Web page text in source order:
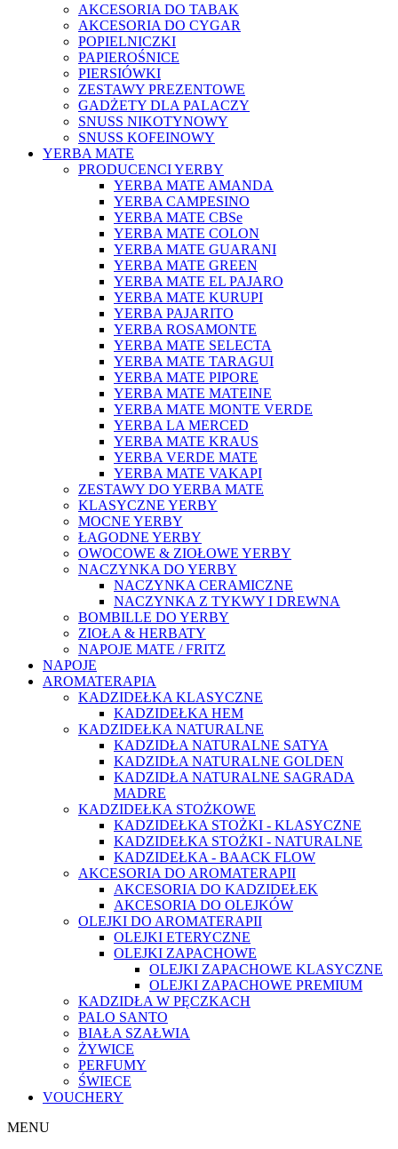
AKCESORIA DO TABAK
AKCESORIA DO CYGAR
POPIELNICZKI
PAPIEROŚNICE
PIERSIÓWKI
ZESTAWY PREZENTOWE
GADŻETY DLA PALACZY
SNUSS NIKOTYNOWY
SNUSS KOFEINOWY
YERBA MATE
PRODUCENCI YERBY
YERBA MATE AMANDA
YERBA CAMPESINO
YERBA MATE CBSe
YERBA MATE COLON
YERBA MATE GUARANI
YERBA MATE GREEN
YERBA MATE EL PAJARO
YERBA MATE KURUPI
YERBA PAJARITO
YERBA ROSAMONTE
YERBA MATE SELECTA
YERBA MATE TARAGUI
YERBA MATE PIPORE
YERBA MATE MATEINE
YERBA MATE MONTE VERDE
YERBA LA MERCED
YERBA MATE KRAUS
YERBA VERDE MATE
YERBA MATE VAKAPI
ZESTAWY DO YERBA MATE
KLASYCZNE YERBY
MOCNE YERBY
ŁAGODNE YERBY
OWOCOWE & ZIOŁOWE YERBY
NACZYNKA DO YERBY
NACZYNKA CERAMICZNE
NACZYNKA Z TYKWY I DREWNA
BOMBILLE DO YERBY
ZIOŁA & HERBATY
NAPOJE MATE / FRITZ
NAPOJE
AROMATERAPIA
KADZIDEŁKA KLASYCZNE
KADZIDEŁKA HEM
KADZIDEŁKA NATURALNE
KADZIDŁA NATURALNE SATYA
KADZIDŁA NATURALNE GOLDEN
KADZIDŁA NATURALNE SAGRADA
MADRE
KADZIDEŁKA STOŻKOWE
KADZIDEŁKA STOŻKI - KLASYCZNE
KADZIDEŁKA STOŻKI - NATURALNE
KADZIDEŁKA - BAACK FLOW
AKCESORIA DO AROMATERAPII
AKCESORIA DO KADZIDEŁEK
AKCESORIA DO OLEJKÓW
OLEJKI DO AROMATERAPII
OLEJKI ETERYCZNE
OLEJKI ZAPACHOWE
OLEJKI ZAPACHOWE KLASYCZNE
OLEJKI ZAPACHOWE PREMIUM
KADZIDŁA W PĘCZKACH
PALO SANTO
BIAŁA SZAŁWIA
ŻYWICE
PERFUMY
ŚWIECE
VOUCHERY
MENU